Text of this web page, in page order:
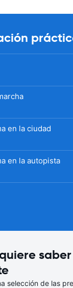
en la ciudad
en la autopista
selección de las